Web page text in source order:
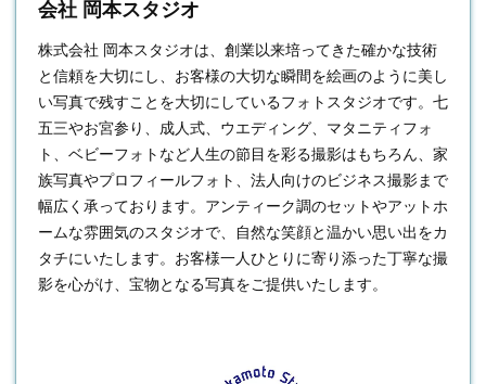
会社 岡本スタジオ
株式会社 岡本スタジオは、創業以来培ってきた確かな技術
と信頼を大切にし、お客様の大切な瞬間を絵画のように美し
い写真で残すことを大切にしているフォトスタジオです。七
五三やお宮参り、成人式、ウエディング、マタニティフォ
ト、ベビーフォトなど人生の節目を彩る撮影はもちろん、家
族写真やプロフィールフォト、法人向けのビジネス撮影まで
幅広く承っております。アンティーク調のセットやアットホ
ームな雰囲気のスタジオで、自然な笑顔と温かい思い出をカ
タチにいたします。お客様一人ひとりに寄り添った丁寧な撮
影を心がけ、宝物となる写真をご提供いたします。